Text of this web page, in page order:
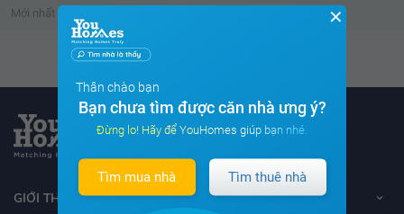
Mới nhất
Không tìm thấy tin bất động sản nào
GIỚI THIỆU VỀ YOUHOMES
✕
Thân chào bạn
Bạn chưa tìm được căn nhà ưng ý?
Đừng lo! Hãy để YouHomes giúp bạn nhé.
Tìm mua nhà Tìm thuê nhà